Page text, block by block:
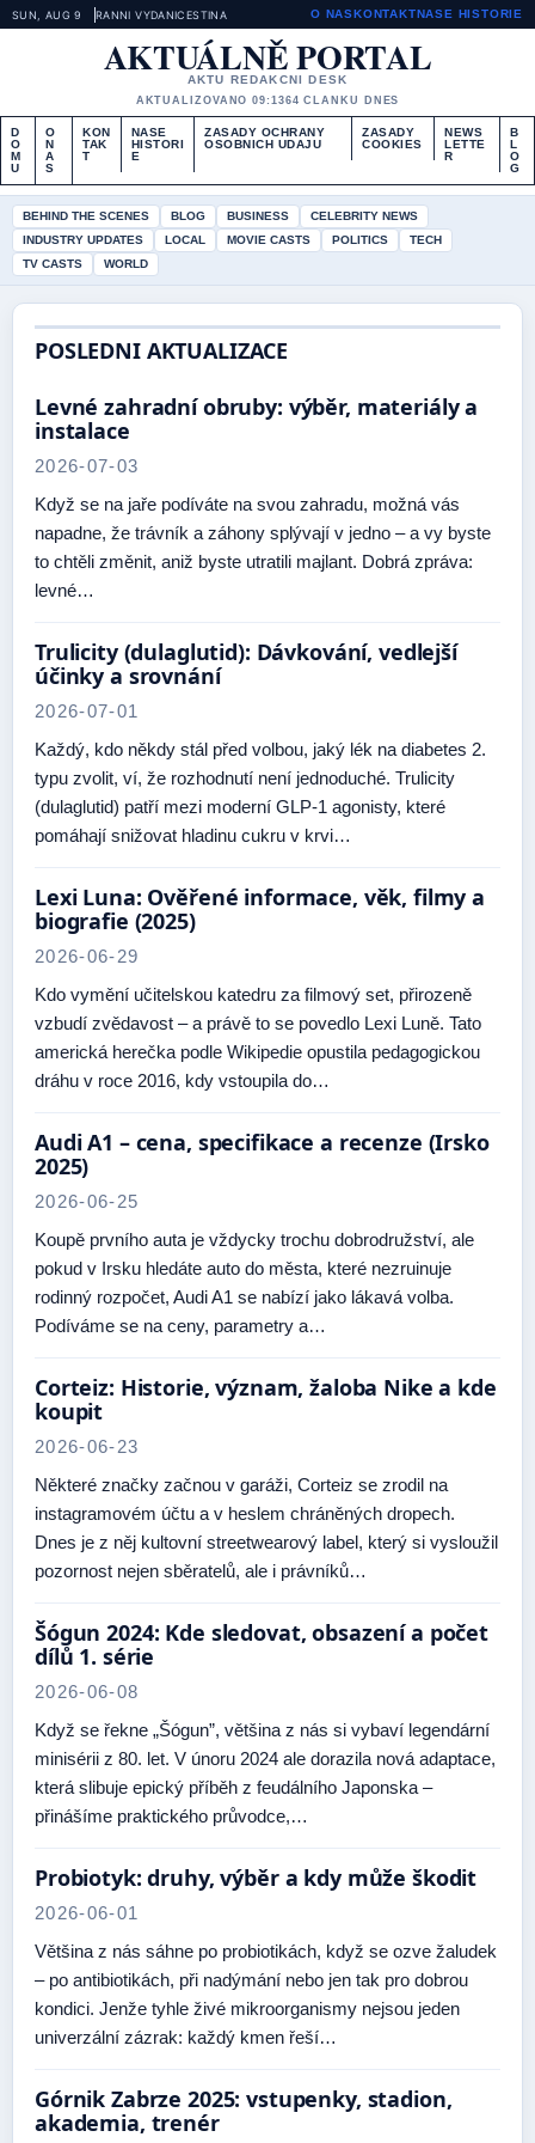
SUN, AUG 9 RANNI VYDANICESTINA O NASKONTAKTNASE HISTORIE
AKTUÁLNĚ PORTAL
AKTU REDAKCNI DESK
AKTUALIZOVANO 09:1364 CLANKU DNES
D
O
M
U
O
N
A
S
KON
TAK
T
NASE
HISTORI
E
ZASADY OCHRANY
OSOBNICH UDAJU
ZASADY
COOKIES
NEWS
LETTE
R
B
L
O
G
BEHIND THE SCENES BLOG BUSINESS
CELEBRITY NEWS
INDUSTRY UPDATES
LOCAL MOVIE CASTS POLITICS
TECH
TV CASTS
WORLD
POSLEDNI AKTUALIZACE
Levné zahradní obruby: výběr, materiály a
instalace
2026-07-03
Když se na jaře podíváte na svou zahradu, možná vás
napadne, že trávník a záhony splývají v jedno – a vy byste
to chtěli změnit, aniž byste utratili majlant. Dobrá zpráva:
levné…
Trulicity (dulaglutid): Dávkování, vedlejší
účinky a srovnání
2026-07-01
Každý, kdo někdy stál před volbou, jaký lék na diabetes 2.
typu zvolit, ví, že rozhodnutí není jednoduché. Trulicity
(dulaglutid) patří mezi moderní GLP-1 agonisty, které
pomáhají snižovat hladinu cukru v krvi…
Lexi Luna: Ověřené informace, věk, filmy a
biografie (2025)
2026-06-29
Kdo vymění učitelskou katedru za filmový set, přirozeně
vzbudí zvědavost – a právě to se povedlo Lexi Luně. Tato
americká herečka podle Wikipedie opustila pedagogickou
dráhu v roce 2016, kdy vstoupila do…
Audi A1 – cena, specifikace a recenze (Irsko
2025)
2026-06-25
Koupě prvního auta je vždycky trochu dobrodružství, ale
pokud v Irsku hledáte auto do města, které nezruinuje
rodinný rozpočet, Audi A1 se nabízí jako lákavá volba.
Podíváme se na ceny, parametry a…
Corteiz: Historie, význam, žaloba Nike a kde
koupit
2026-06-23
Některé značky začnou v garáži, Corteiz se zrodil na
instagramovém účtu a v heslem chráněných dropech.
Dnes je z něj kultovní streetwearový label, který si vysloužil
pozornost nejen sběratelů, ale i právníků…
Šógun 2024: Kde sledovat, obsazení a počet
dílů 1. série
2026-06-08
Když se řekne „Šógun”, většina z nás si vybaví legendární
minisérii z 80. let. V únoru 2024 ale dorazila nová adaptace,
která slibuje epický příběh z feudálního Japonska –
přinášíme praktického průvodce,…
Probiotyk: druhy, výběr a kdy může škodit
2026-06-01
Většina z nás sáhne po probiotikách, když se ozve žaludek
– po antibiotikách, při nadýmání nebo jen tak pro dobrou
kondici. Jenže tyhle živé mikroorganismy nejsou jeden
univerzální zázrak: každý kmen řeší…
Górnik Zabrze 2025: vstupenky, stadion,
akademia, trenér